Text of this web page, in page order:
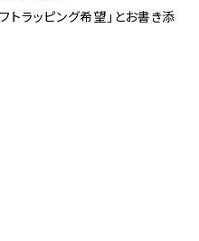
ラッピング希望」とお書き添